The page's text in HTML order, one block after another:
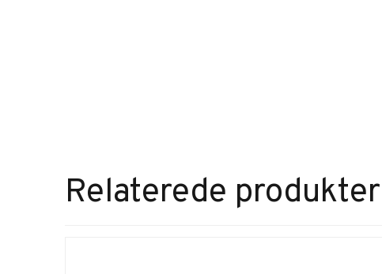
Relaterede produkter